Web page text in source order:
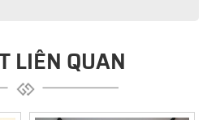
LIÊN QUAN